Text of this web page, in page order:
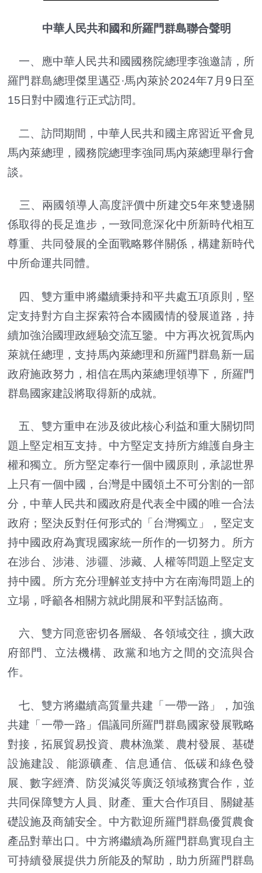
中華人民共和國和所羅門群島聯合聲明
一、應中華人民共和國國務院總理李強邀請，所
羅門群島總理傑里邁亞·馬內萊於2024年7月9日至
15日對中國進行正式訪問。
二、訪問期間，中華人民共和國主席習近平會見
馬內萊總理，國務院總理李強同馬內萊總理舉行會
談。
三、兩國領導人高度評價中所建交5年來雙邊關
係取得的長足進步，一致同意深化中所新時代相互
尊重、共同發展的全面戰略夥伴關係，構建新時代
中所命運共同體。
四、雙方重申將繼續秉持和平共處五項原則，堅
定支持對方自主探索符合本國國情的發展道路，持
續加強治國理政經驗交流互鑒。中方再次祝賀馬內
萊就任總理，支持馬內萊總理和所羅門群島新一屆
政府施政努力，相信在馬內萊總理領導下，所羅門
群島國家建設將取得新的成就。
五、雙方重申在涉及彼此核心利益和重大關切問
題上堅定相互支持。中方堅定支持所方維護自身主
權和獨立。所方堅定奉行一個中國原則，承認世界
上只有一個中國，台灣是中國領土不可分割的一部
分，中華人民共和國政府是代表全中國的唯一合法
政府；堅決反對任何形式的「台灣獨立」，堅定支
持中國政府為實現國家統一所作的一切努力。所方
在涉台、涉港、涉疆、涉藏、人權等問題上堅定支
持中國。所方充分理解並支持中方在南海問題上的
立場，呼籲各相關方就此開展和平對話協商。
六、雙方同意密切各層級、各領域交往，擴大政
府部門、立法機構、政黨和地方之間的交流與合
作。
七、雙方將繼續高質量共建「一帶一路」，加強
共建「一帶一路」倡議同所羅門群島國家發展戰略
對接，拓展貿易投資、農林漁業、農村發展、基礎
設施建設、能源礦產、信息通信、低碳和綠色發
展、數字經濟、防災減災等廣泛領域務實合作，並
共同保障雙方人員、財產、重大合作項目、關鍵基
礎設施及商舖安全。中方歡迎所羅門群島優質農食
產品對華出口。中方將繼續為所羅門群島實現自主
可持續發展提供力所能及的幫助，助力所羅門群島